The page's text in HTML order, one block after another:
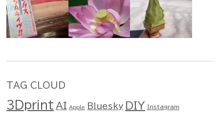
TAG CLOUD
3Dprint AI Apple Bluesky DIY Instagram